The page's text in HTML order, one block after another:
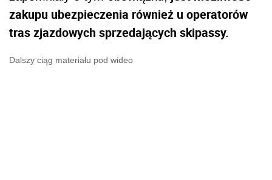
zakupu ubezpieczenia również u operatorów
tras zjazdowych sprzedających skipassy.
Dalszy ciąg materiału pod wideo